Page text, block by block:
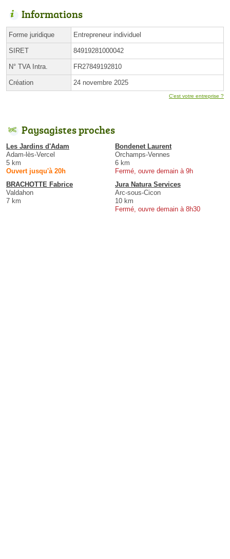
Informations
Forme juridique Entrepreneur individuel
SIRET 84919281000042
N° TVA Intra. FR27849192810
Création 24 novembre 2025
C'est votre entreprise ?
Paysagistes proches
Les Jardins d'Adam
Adam-lès-Vercel
5 km
Ouvert jusqu'à 20h
Bondenet Laurent
Orchamps-Vennes
6 km
Fermé, ouvre demain à 9h
BRACHOTTE Fabrice
Valdahon
7 km
Jura Natura Services
Arc-sous-Cicon
10 km
Fermé, ouvre demain à 8h30